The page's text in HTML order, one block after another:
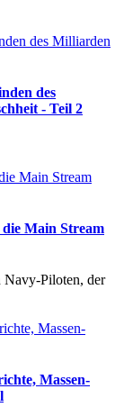
des
- Teil 2
Main Stream
Piloten, der
Massen-